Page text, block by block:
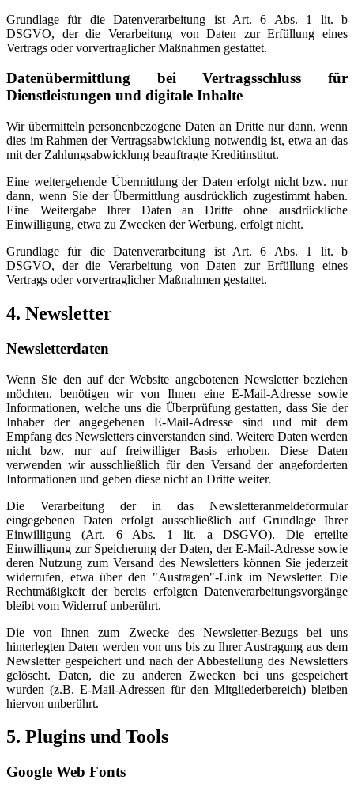
Grundlage für die Datenverarbeitung ist Art. 6 Abs. 1 lit. b
DSGVO, der die Verarbeitung von Daten zur Erfüllung eines
Vertrags oder vorvertraglicher Maßnahmen gestattet.
Datenübermittlung bei Vertragsschluss für
Dienstleistungen und digitale Inhalte
Wir übermitteln personenbezogene Daten an Dritte nur dann, wenn
dies im Rahmen der Vertragsabwicklung notwendig ist, etwa an das
mit der Zahlungsabwicklung beauftragte Kreditinstitut.
Eine weitergehende Übermittlung der Daten erfolgt nicht bzw. nur
dann, wenn Sie der Übermittlung ausdrücklich zugestimmt haben.
Eine Weitergabe Ihrer Daten an Dritte ohne ausdrückliche
Einwilligung, etwa zu Zwecken der Werbung, erfolgt nicht.
Grundlage für die Datenverarbeitung ist Art. 6 Abs. 1 lit. b
DSGVO, der die Verarbeitung von Daten zur Erfüllung eines
Vertrags oder vorvertraglicher Maßnahmen gestattet.
4. Newsletter
Newsletterdaten
Wenn Sie den auf der Website angebotenen Newsletter beziehen
möchten, benötigen wir von Ihnen eine E-Mail-Adresse sowie
Informationen, welche uns die Überprüfung gestatten, dass Sie der
Inhaber der angegebenen E-Mail-Adresse sind und mit dem
Empfang des Newsletters einverstanden sind. Weitere Daten werden
nicht bzw. nur auf freiwilliger Basis erhoben. Diese Daten
verwenden wir ausschließlich für den Versand der angeforderten
Informationen und geben diese nicht an Dritte weiter.
Die Verarbeitung der in das Newsletteranmeldeformular
eingegebenen Daten erfolgt ausschließlich auf Grundlage Ihrer
Einwilligung (Art. 6 Abs. 1 lit. a DSGVO). Die erteilte
Einwilligung zur Speicherung der Daten, der E-Mail-Adresse sowie
deren Nutzung zum Versand des Newsletters können Sie jederzeit
widerrufen, etwa über den "Austragen"-Link im Newsletter. Die
Rechtmäßigkeit der bereits erfolgten Datenverarbeitungsvorgänge
bleibt vom Widerruf unberührt.
Die von Ihnen zum Zwecke des Newsletter-Bezugs bei uns
hinterlegten Daten werden von uns bis zu Ihrer Austragung aus dem
Newsletter gespeichert und nach der Abbestellung des Newsletters
gelöscht. Daten, die zu anderen Zwecken bei uns gespeichert
wurden (z.B. E-Mail-Adressen für den Mitgliederbereich) bleiben
hiervon unberührt.
5. Plugins und Tools
Google Web Fonts